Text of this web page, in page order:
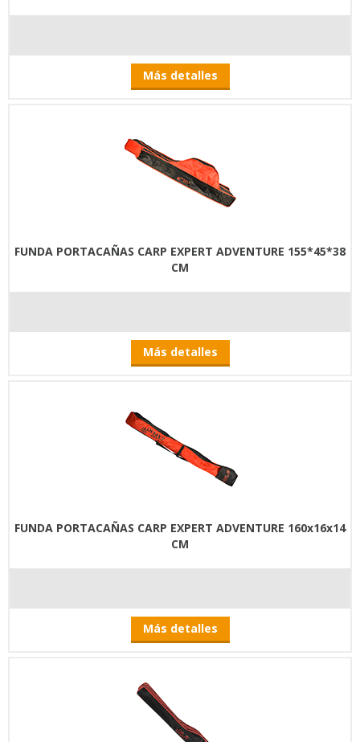
Más detalles
FUNDA PORTACAÑAS CARP EXPERT ADVENTURE 155*45*38
CM
Más detalles
FUNDA PORTACAÑAS CARP EXPERT ADVENTURE 160x16x14
CM
Más detalles